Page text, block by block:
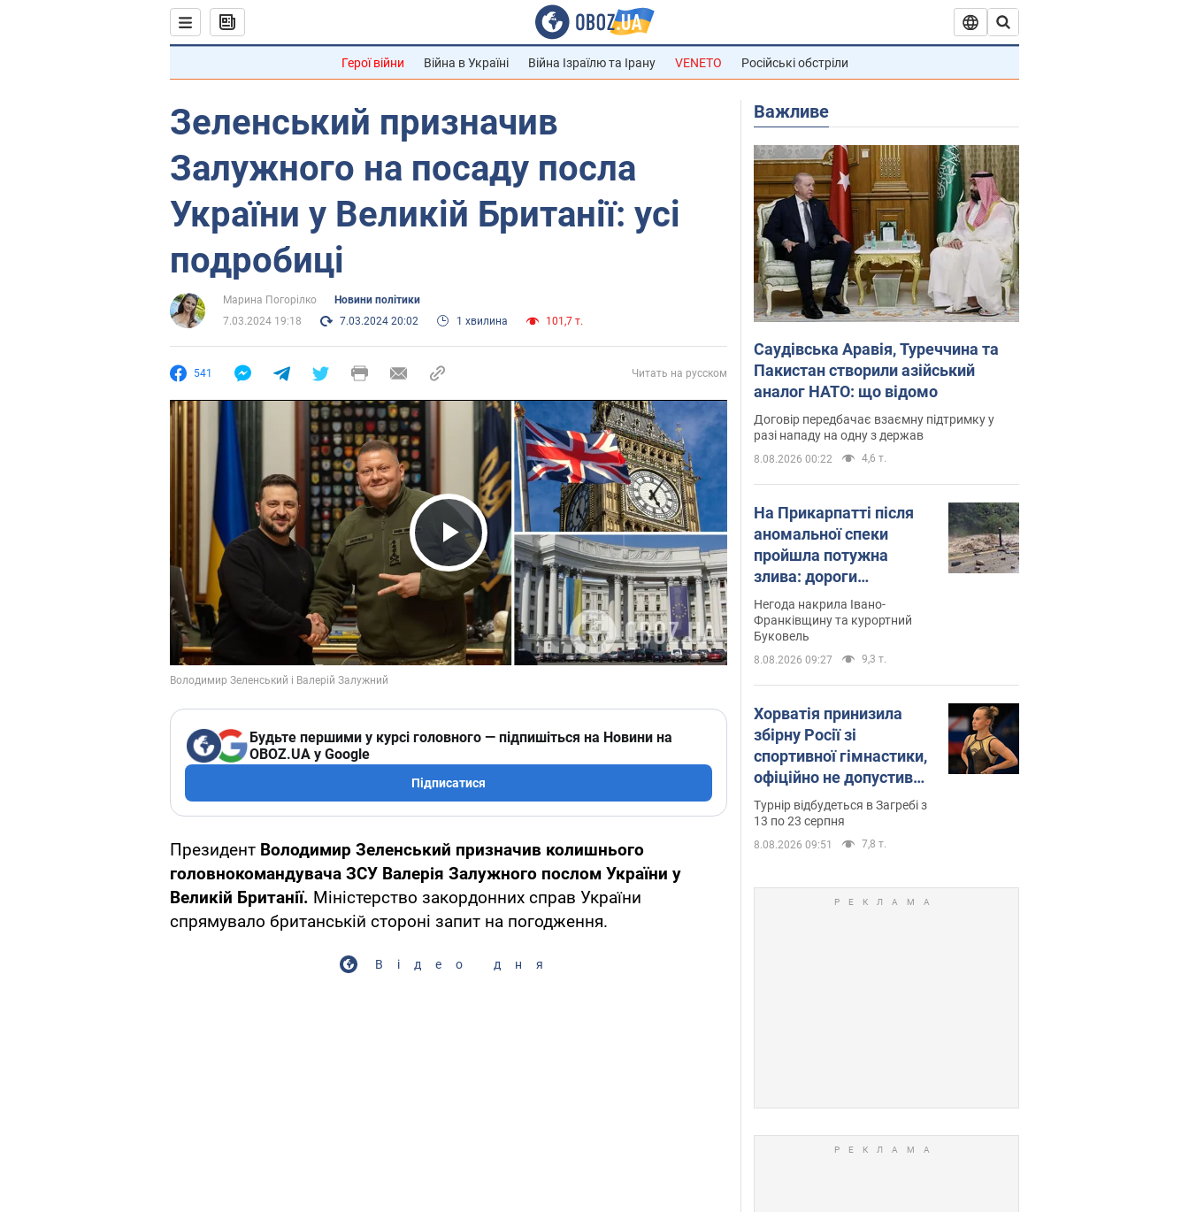
Герої війни Війна в Україні Війна Ізраїлю та Ірану VENETO Російські обстріли
Зеленський призначив
Залужного на посаду посла
України у Великій Британії: усі
подробиці
Марина Погорілко
Новини політики
7.03.2024 19:18
7.03.2024 20:02 1 хвилина 101,7 т.
541 Читать на русском
Play Video
Будьте першими у курсі головного — підпишіться на Новини на
OBOZ.UA у Google
Підписатися
Президент Володимир Зеленський призначив колишнього
головнокомандувача ЗСУ Валерія Залужного послом України у
Великій Британії. Міністерство закордонних справ України
спрямувало британській стороні запит на погодження.
Відео дня
Важливе
Саудівська Аравія, Туреччина та
Пакистан створили азійський
аналог НАТО: що відомо
Договір передбачає взаємну підтримку у
разі нападу на одну з держав
8.08.2026 00:22 4,6 т.
На Прикарпатті після
аномальної спеки
пройшла потужна
злива: дороги
перетворились на
річки. Відео
Негода накрила Івано-
Франківщину та курортний
Буковель
8.08.2026 09:27 9,3 т.
Хорватія принизила
збірну Росії зі
спортивної гімнастики,
офіційно не допустивши
до чемпіонату Європи
основних спортсменів
Турнір відбудеться в Загребі з
13 по 23 серпня
8.08.2026 09:51 7,8 т.